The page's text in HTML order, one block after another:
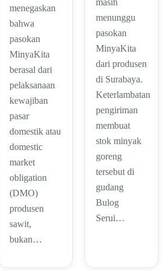
menegaskan
bahwa
pasokan
MinyaKita
berasal dari
pelaksanaan
kewajiban
pasar
domestik atau
domestic
market
obligation
(DMO)
produsen
sawit,
bukan…
masih
menunggu
pasokan
MinyaKita
dari produsen
di Surabaya.
Keterlambatan
pengiriman
membuat
stok minyak
goreng
tersebut di
gudang
Bulog
Serui…